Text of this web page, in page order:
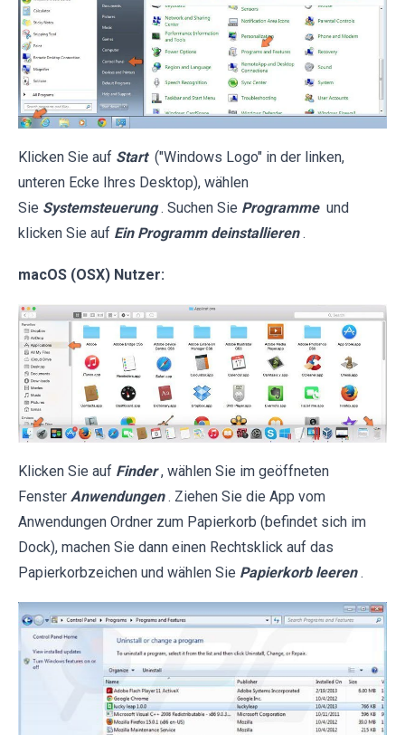
Klicken Sie auf Start ("Windows Logo" in der linken,
unteren Ecke Ihres Desktop), wählen
Sie Systemsteuerung . Suchen Sie Programme und
klicken Sie auf Ein Programm deinstallieren .
macOS (OSX) Nutzer:
Klicken Sie auf Finder , wählen Sie im geöffneten
Fenster Anwendungen . Ziehen Sie die App vom
Anwendungen Ordner zum Papierkorb (befindet sich im
Dock), machen Sie dann einen Rechtsklick auf das
Papierkorbzeichen und wählen Sie Papierkorb leeren .